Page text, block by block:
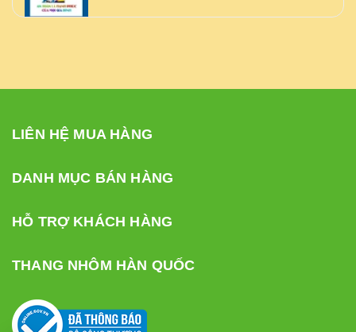
LIÊN HỆ MUA HÀNG
DANH MỤC BÁN HÀNG
HỖ TRỢ KHÁCH HÀNG
THANG NHÔM HÀN QUỐC